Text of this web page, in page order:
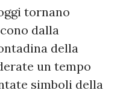
tornano
dalla
della
un tempo
simboli della